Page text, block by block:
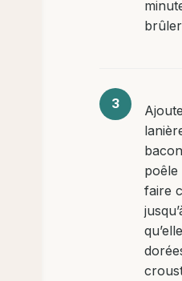
poêle
faire